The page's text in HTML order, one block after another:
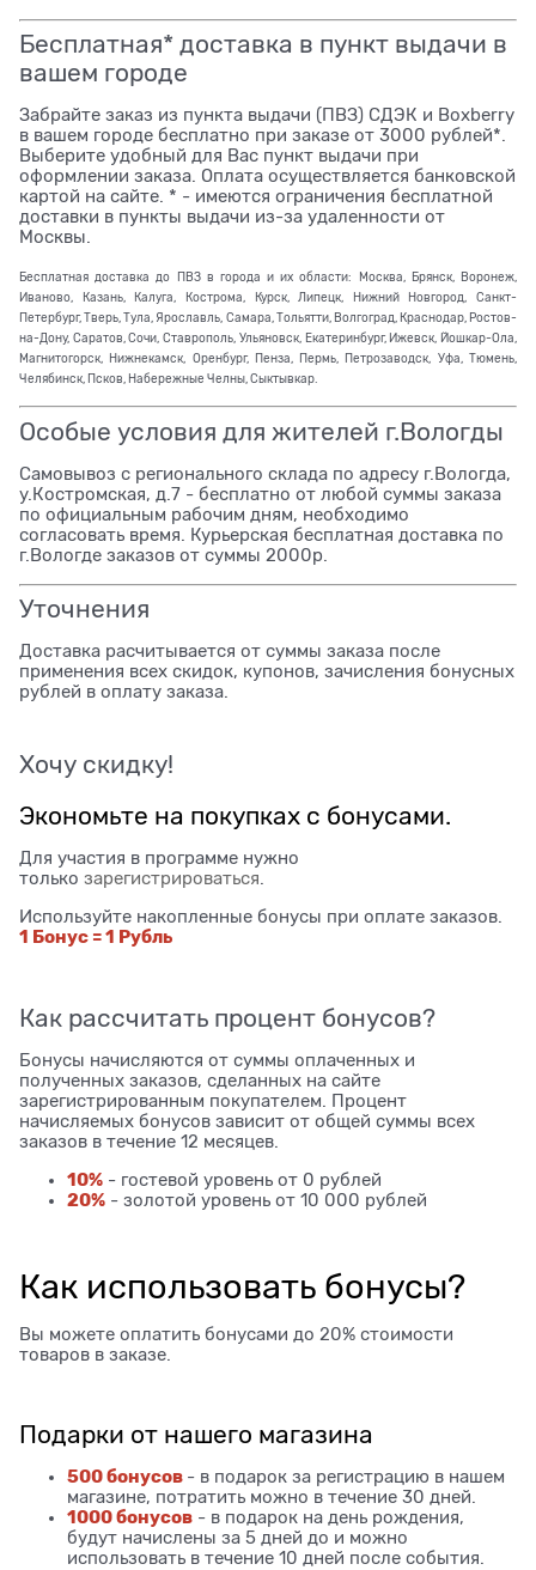
Бесплатная* доставка в пункт выдачи в
вашем городе
Забрайте заказ из пункта выдачи (ПВЗ) СДЭК и Boxberry
в вашем городе бесплатно при заказе от 3000 рублей*.
Выберите удобный для Вас пункт выдачи при
оформлении заказа. Оплата осуществляется банковской
картой на сайте. * - имеются ограничения бесплатной
доставки в пункты выдачи из-за удаленности от
Москвы.
Бесплатная доставка до ПВЗ в города и их области: Москва, Брянск, Воронеж,
Иваново, Казань, Калуга, Кострома, Курск, Липецк, Нижний Новгород, Санкт-
Петербург, Тверь, Тула, Ярославль, Самара, Тольятти, Волгоград, Краснодар, Ростов-
на-Дону, Саратов, Сочи, Ставрополь, Ульяновск, Екатеринбург, Ижевск, Йошкар-Ола,
Магнитогорск, Нижнекамск, Оренбург, Пенза, Пермь, Петрозаводск, Уфа, Тюмень,
Челябинск, Псков, Набережные Челны, Сыктывкар.
Особые условия для жителей г.Вологды
Самовывоз с регионального склада по адресу г.Вологда,
у.Костромская, д.7 - бесплатно от любой суммы заказа
по официальным рабочим дням, необходимо
согласовать время. Курьерская бесплатная доставка по
г.Вологде заказов от суммы 2000р.
Уточнения
Доставка расчитывается от суммы заказа после
применения всех скидок, купонов, зачисления бонусных
рублей в оплату заказа.
Хочу скидку!
Экономьте на покупках с бонусами.
Для участия в программе нужно
только зарегистрироваться
Используйте накопленные бонусы при оплате заказов.
1 Бонус = 1 Рубль
Как рассчитать процент бонусов?
Бонусы начисляются от суммы оплаченных и
полученных заказов, сделанных на сайте
зарегистрированным покупателем. Процент
начисляемых бонусов зависит от общей суммы всех
заказов в течение 12 месяцев.
10% - гостевой уровень от 0 рублей
20% - золотой уровень от 10 000 рублей
Как использовать бонусы?
Вы можете оплатить бонусами до 20% стоимости
товаров в заказе.
Подарки от нашего магазина
500 бонусов - в подарок за регистрацию в нашем
магазине, потратить можно в течение 30 дней.
1000 бонусов - в подарок на день рождения,
будут начислены за 5 дней до и можно
использовать в течение 10 дней после события.